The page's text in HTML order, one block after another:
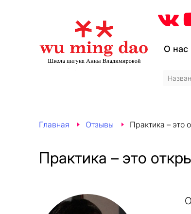
О нас
Главная Отзывы Практика – это
Практика – это